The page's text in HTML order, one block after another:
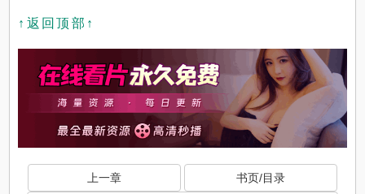
↑返回顶部↑
上一章 书页/目录